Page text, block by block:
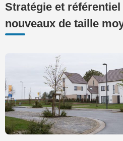
Stratégie et
nouveaux de taille